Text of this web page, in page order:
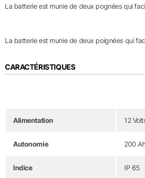
La batterie est munie de deux pognées qui
La batterie est munie de deux poignées qui
CARACTÉRISTIQUES
Alimentation 12
Autonomie 200
Indice IP 65